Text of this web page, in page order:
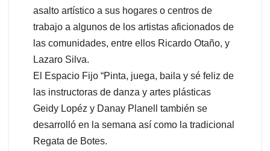
asalto artístico a sus hogares o centros de
trabajo a algunos de los artistas aficionados de
las comunidades, entre ellos Ricardo Otaño, y
Lazaro Silva.
El Espacio Fijo “Pinta, juega, baila y sé feliz de
las instructoras de danza y artes plásticas
Geidy Lopéz y Danay Planell también se
desarrolló en la semana así como la tradicional
Regata de Botes.